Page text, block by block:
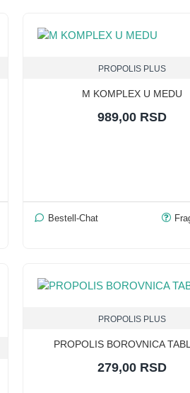
PROPOLIS PLUS
M KOMPLEX U MEDU
989,00 RSD
Bestell-Chat
PROPOLIS PLUS
PROPOLIS BOROVNICA
279,00 RSD